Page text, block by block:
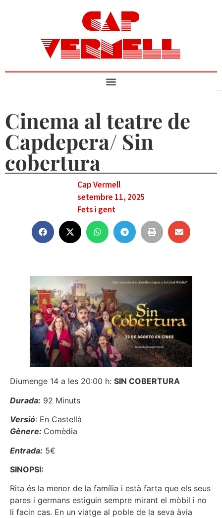
CAP
VERMELL
Cinema al teatre de
Capdepera/ Sin
cobertura
Cap Vermell
setembre 11, 2025
Fets i gent
Diumenge 14 a les 20:00 h: SIN COBERTURA
Durada: 92 Minuts
Versió: En Castellà
Gènere: Comèdia
Entrada: 5€
SINOPSI:
Rita és la menor de la família i està farta que els seus
pares i germans estiguin sempre mirant el mòbil i no
li facin cas. En un viatge al poble de la seva àvia